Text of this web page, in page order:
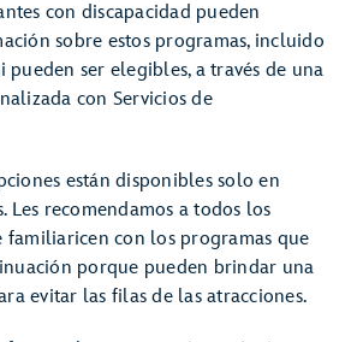
con discapacidad pueden
sobre estos programas, incluido
pueden ser elegibles, a través de una
con Servicios de
están disponibles solo en
Les recomendamos a todos los
familiaricen con los programas que
porque pueden brindar una
evitar las filas de las atracciones.